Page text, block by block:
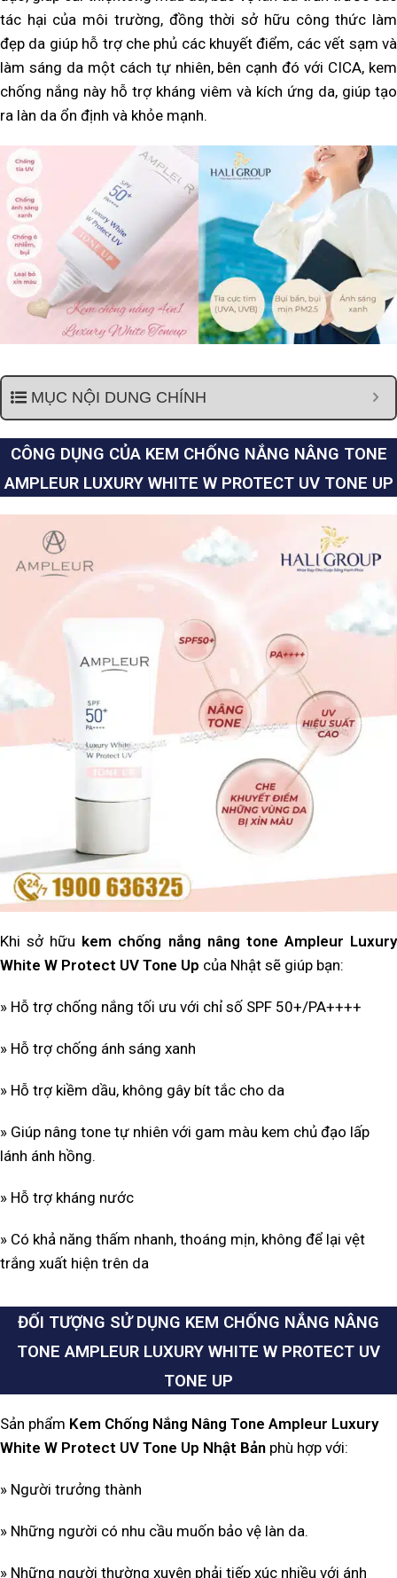
tác hại của môi trường, đồng thời sở hữu công thức làm
đẹp da giúp hỗ trợ che phủ các khuyết điểm, các vết sạm và
làm sáng da một cách tự nhiên, bên cạnh đó với CICA, kem
chống nắng này hỗ trợ kháng viêm và kích ứng da, giúp tạo
ra làn da ổn định và khỏe mạnh.
MỤC NỘI DUNG CHÍNH
CÔNG DỤNG CỦA KEM CHỐNG NẮNG NÂNG TONE
AMPLEUR LUXURY WHITE W PROTECT UV TONE UP
Khi sở hữu kem chống nắng nâng tone Ampleur Luxury
White W Protect UV Tone Up của Nhật sẽ giúp bạn:
» Hỗ trợ chống nắng tối ưu với chỉ số SPF 50+/PA++++
» Hỗ trợ chống ánh sáng xanh
» Hỗ trợ kiềm dầu, không gây bít tắc cho da
» Giúp nâng tone tự nhiên với gam màu kem chủ đạo lấp
lánh ánh hồng.
» Hỗ trợ kháng nước
» Có khả năng thấm nhanh, thoáng mịn, không để lại vệt
trắng xuất hiện trên da
ĐỐI TƯỢNG SỬ DỤNG KEM CHỐNG NẮNG NÂNG
TONE AMPLEUR LUXURY WHITE W PROTECT UV
TONE UP
Sản phẩm Kem Chống Nắng Nâng Tone Ampleur Luxury
White W Protect UV Tone Up Nhật Bản phù hợp với:
» Người trưởng thành
» Những người có nhu cầu muốn bảo vệ làn da.
» Những người thường xuyên phải tiếp xúc nhiều với ánh